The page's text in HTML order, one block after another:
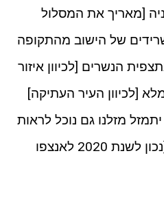
[מאריך את המסלול
של הישוב מהתקופה
הנשרים [לכיוון איזור
[לכיוון העיר העתיקה]
מזלנו גם נוכל לראות
נשרים חגים בגובה נמוך [נכון לשנת 2020 לאנצפו